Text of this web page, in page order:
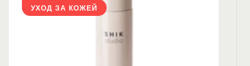
УХОД ЗА КОЖЕЙ